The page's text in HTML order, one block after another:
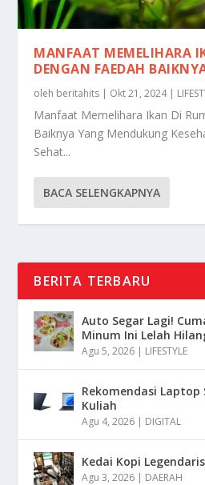
MANFAAT MEMELIHARA
DENGAN FAEDAH
oleh beritahits | Okt 21, 2024|
Manfaat Memelihara Ikan Di
Baiknya Yang Mendukung
Sehat...
BACA SELENGKAPNYA
BERITA TERBARU
Auto Segar Lagi!
Minum Ini Lelah
Agu 5, 2026 | LIFESTYLE
Rekomendasi Laptop
Kuliah
Agu 4, 2026 | DIGITAL
Kedai Kopi
Agu 3, 2026 | DAERAH